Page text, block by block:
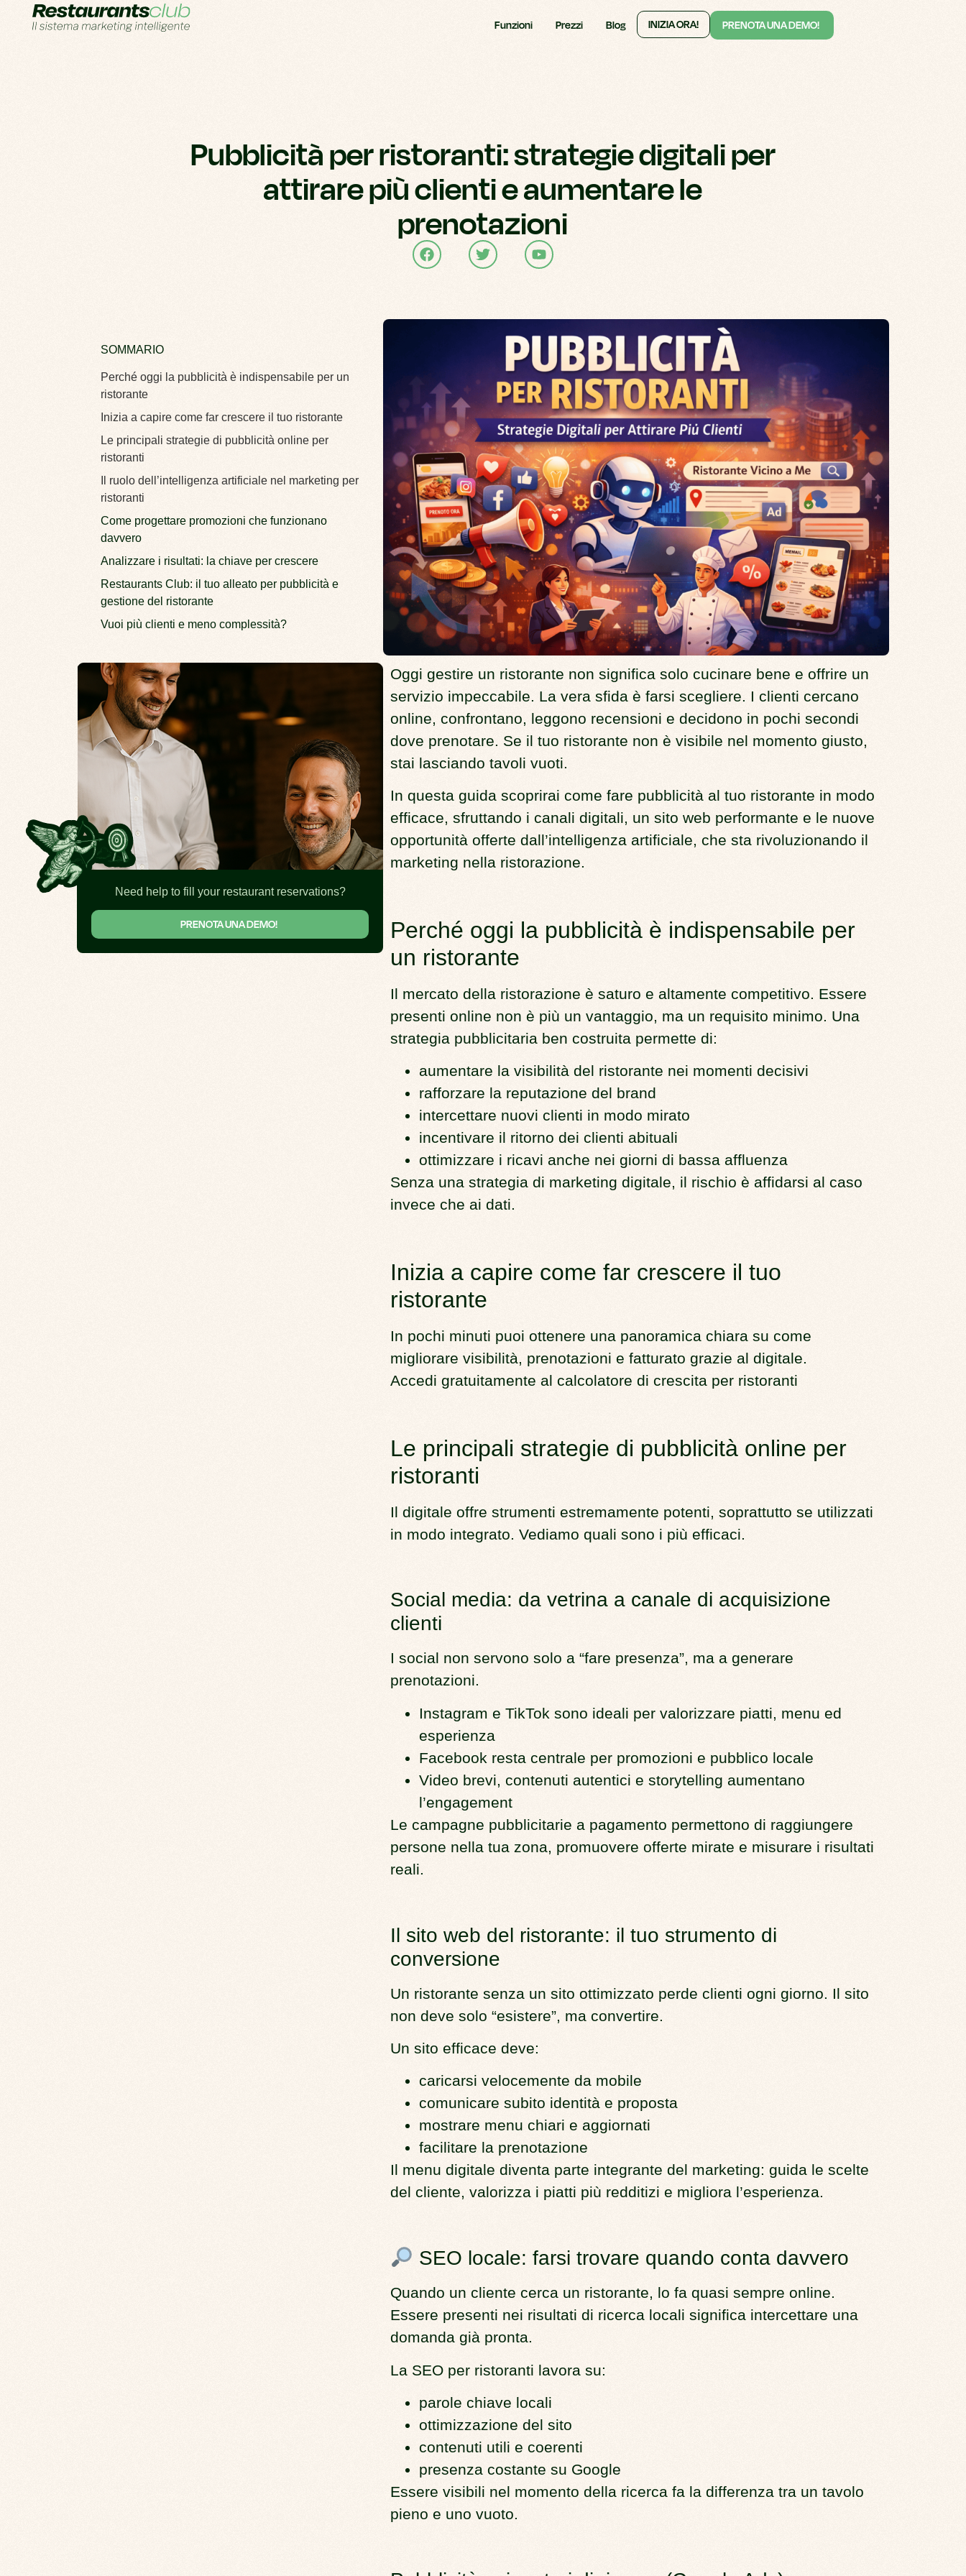
Funzioni Prezzi Blog INIZIA ORA! PRENOTA UNA DEMO!
Pubblicità per ristoranti: strategie digitali per
attirare più clienti e aumentare le
prenotazioni
SOMMARIO
Perché oggi la pubblicità è indispensabile per un
ristorante
Inizia a capire come far crescere il tuo ristorante
Le principali strategie di pubblicità online per
ristoranti
Il ruolo dell’intelligenza artificiale nel marketing per
ristoranti
Come progettare promozioni che funzionano
davvero
Analizzare i risultati: la chiave per crescere
Restaurants Club: il tuo alleato per pubblicità e
gestione del ristorante
Vuoi più clienti e meno complessità?
Need help to fill your restaurant reservations?
PRENOTA UNA DEMO!
Oggi gestire un ristorante non significa solo cucinare bene e offrire un
servizio impeccabile. La vera sfida è farsi scegliere. I clienti cercano
online, confrontano, leggono recensioni e decidono in pochi secondi
dove prenotare. Se il tuo ristorante non è visibile nel momento giusto,
stai lasciando tavoli vuoti.
In questa guida scopriraicome fare pubblicità al tuo ristorante in modo
efficace, sfruttando i canali digitali, un sito web performante e le nuove
opportunità offerte dall’intelligenza artificiale, che sta rivoluzionando il
marketing nella ristorazione.
Perché oggi la pubblicità è indispensabile per
un ristorante
Il mercato della ristorazione è saturo e altamente competitivo. Essere
presenti online non è più un vantaggio, ma un requisito minimo. Una
strategia pubblicitaria ben costruita permette di:
aumentare lavisibilità del ristorante nei momenti decisivi
rafforzare la reputazione del brand
intercettare nuovi clienti in modo mirato
incentivare il ritorno dei clienti abituali
ottimizzare i ricavi anche nei giorni di bassa affluenza
Senza una strategia di marketing digitale, il rischio è affidarsi al caso
invece che ai dati.
Inizia a capire come far crescere il tuo
ristorante
In pochi minuti puoi ottenere una panoramica chiara su come
migliorare visibilità, prenotazioni e fatturato grazie al digitale.
Accedi gratuitamente al calcolatore di crescita per ristoranti
Le principali strategie di pubblicità online per
ristoranti
Il digitale offre strumenti estremamente potenti, soprattutto se utilizzati
in modo integrato. Vediamo quali sono i più efficaci.
Social media: da vetrina a canale di acquisizione
clienti
I social non servono solo a “fare presenza”, ma a generare
prenotazioni.
Instagram e TikTok sono ideali per valorizzare piatti, menu ed
esperienza
Facebook resta centrale per promozioni e pubblico locale
Video brevi, contenuti autentici e storytelling aumentano
l’engagement
Lecampagne pubblicitarie a pagamento permettono di raggiungere
persone nella tua zona, promuovere offerte mirate e misurare i risultati
reali.
Il sito web del ristorante: il tuo strumento di
conversione
Un ristorante senza un sito ottimizzato perde clienti ogni giorno. Il sito
non deve solo “esistere”, ma convertire.
Un sito efficace deve:
caricarsi velocemente da mobile
comunicare subito identità e proposta
mostrare menu chiari e aggiornati
facilitare la prenotazione
Il menu digitale diventa parte integrante del marketing: guida le scelte
del cliente, valorizza i piatti più redditizi e migliora l’esperienza.
SEO locale: farsi trovare quando conta davvero
Quando un cliente cerca un ristorante, lo fa quasi sempre online.
Essere presenti nei risultati di ricerca locali significa intercettare una
domanda già pronta.
La SEO per ristoranti lavora su:
parole chiave locali
ottimizzazione del sito
contenuti utili e coerenti
presenza costante su Google
Essere visibili nel momento della ricerca fa la differenza tra un tavolo
pieno e uno vuoto.